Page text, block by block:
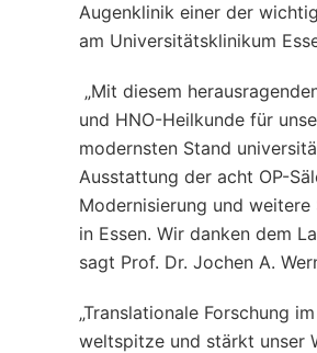
Augenklinik einer der
am Universitätsklinikum
„Mit diesem
und HNO-Heilkunde für
modernsten Stand
Ausstattung der acht OP-
Modernisierung und
in Essen. Wir danken dem
sagt Prof. Dr. Jochen A.
„Translationale Forschung
weltspitze und stärkt unser